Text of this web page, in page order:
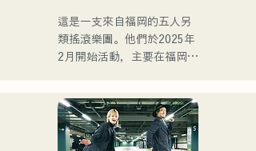
這是一支來自福岡的五人另
類搖滾樂團。他們於2025年
2月開始活動，主要在福岡縣
共鳴，配上朗朗上口的吉他
旋律，旨在創造一種能夠銘
刻在聽眾心中的音樂。